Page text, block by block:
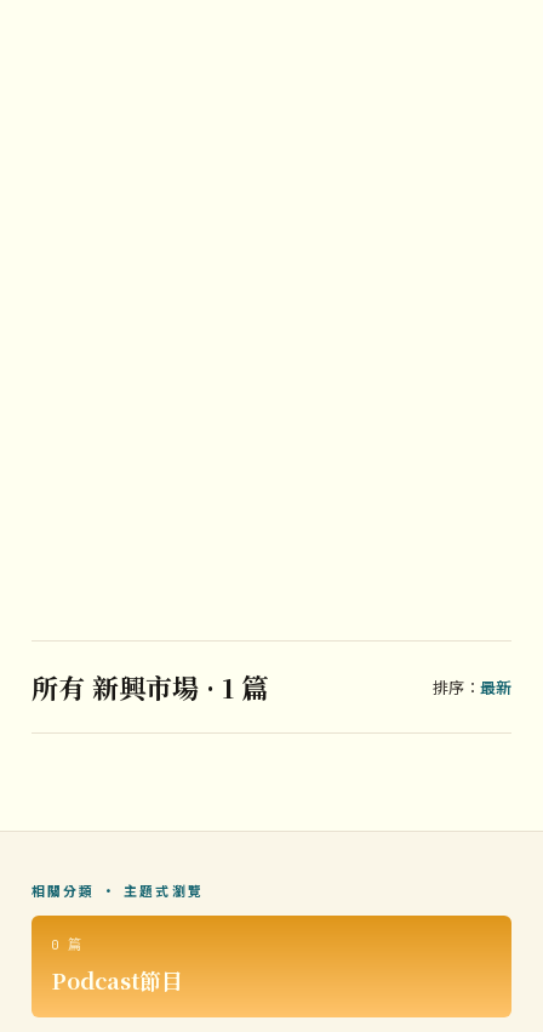
所有 新興市場 · 1 篇 排序：最新
相關分類 · 主題式瀏覽
0 篇
Podcast節目